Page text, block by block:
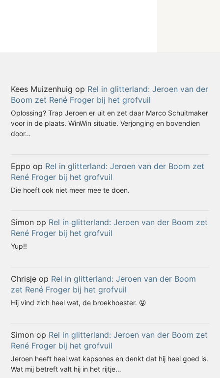
Kees Muizenhuig op Rel in glitterland: Jeroen van der
Boom zet René Froger bij het grofvuil
Oplossing? Trap Jeroen er uit en zet daar Marco Schuitmaker
voor in de plaats. WinWin situatie. Verjonging en bovendien
door…
Eppo op Rel in glitterland: Jeroen van der Boom zet
René Froger bij het grofvuil
Die hoeft ook niet meer mee te doen.
Simon op Rel in glitterland: Jeroen van der Boom zet
René Froger bij het grofvuil
Yup!!
Chrisje op Rel in glitterland: Jeroen van der Boom
zet René Froger bij het grofvuil
Hij vind zich heel wat, de broekhoester. 😝
Simon op Rel in glitterland: Jeroen van der Boom zet
René Froger bij het grofvuil
Jeroen heeft heel wat kapsones en denkt dat hij heel goed is.
Wat mij betreft valt hij in het rijtje…